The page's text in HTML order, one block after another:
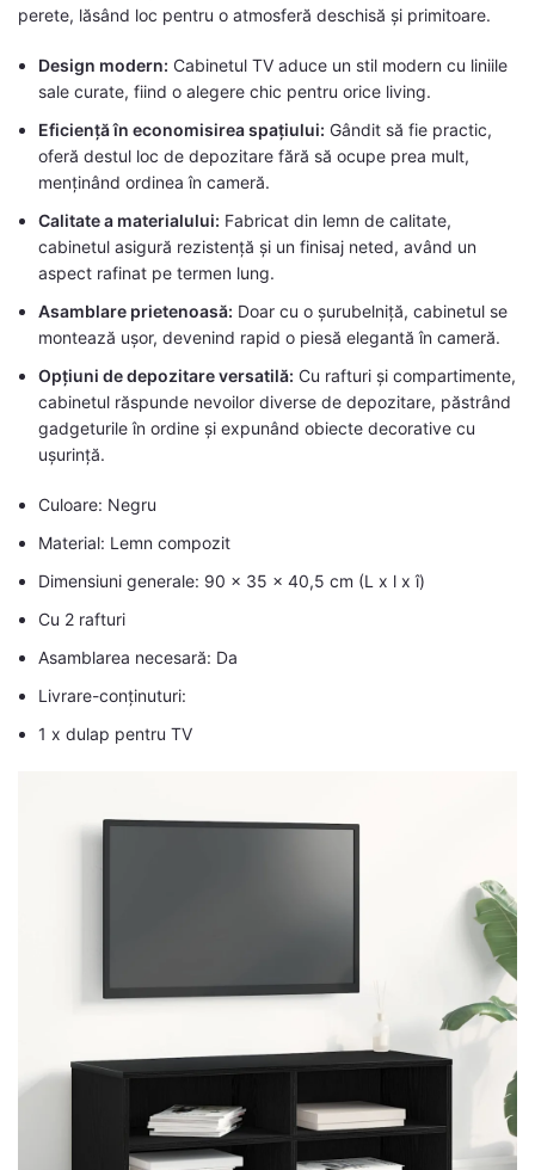
perete, lăsând loc pentru o atmosferă deschisă și primitoare.
Design modern: Cabinetul TV aduce un stil modern cu liniile
sale curate, fiind o alegere chic pentru orice living.
Eficiență în economisirea spațiului: Gândit să fie practic,
oferă destul loc de depozitare fără să ocupe prea mult,
menținând ordinea în cameră.
Calitate a materialului: Fabricat din lemn de calitate,
cabinetul asigură rezistență și un finisaj neted, având un
aspect rafinat pe termen lung.
Asamblare prietenoasă: Doar cu o șurubelniță, cabinetul se
montează ușor, devenind rapid o piesă elegantă în cameră.
Opțiuni de depozitare versatilă: Cu rafturi și compartimente,
cabinetul răspunde nevoilor diverse de depozitare, păstrând
gadgeturile în ordine și expunând obiecte decorative cu
ușurință.
Culoare: Negru
Material: Lemn compozit
Dimensiuni generale: 90 x 35 x 40,5 cm (L x l x î)
Cu 2 rafturi
Asamblarea necesară: Da
Livrare-conținuturi:
1 x dulap pentru TV